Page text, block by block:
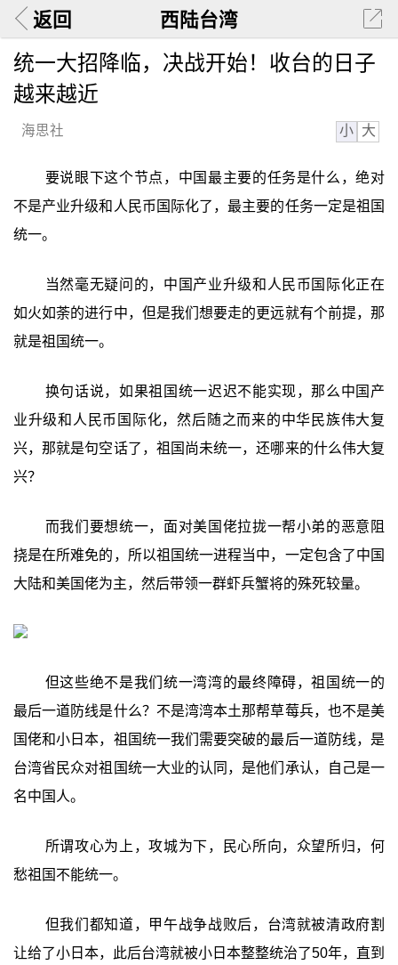
返回 西陆台湾
统一大招降临，决战开始！收台的日子
越来越近
海思社 小 大
要说眼下这个节点，中国最主要的任务是什么，绝对
不是产业升级和人民币国际化了，最主要的任务一定是祖国
统一。
当然毫无疑问的，中国产业升级和人民币国际化正在
如火如荼的进行中，但是我们想要走的更远就有个前提，那
就是祖国统一。
换句话说，如果祖国统一迟迟不能实现，那么中国产
业升级和人民币国际化，然后随之而来的中华民族伟大复
兴，那就是句空话了，祖国尚未统一，还哪来的什么伟大复
兴？
而我们要想统一，面对美国佬拉拢一帮小弟的恶意阻
挠是在所难免的，所以祖国统一进程当中，一定包含了中国
大陆和美国佬为主，然后带领一群虾兵蟹将的殊死较量。
但这些绝不是我们统一湾湾的最终障碍，祖国统一的
最后一道防线是什么？不是湾湾本土那帮草莓兵，也不是美
国佬和小日本，祖国统一我们需要突破的最后一道防线，是
台湾省民众对祖国统一大业的认同，是他们承认，自己是一
名中国人。
所谓攻心为上，攻城为下，民心所向，众望所归，何
愁祖国不能统一。
但我们都知道，甲午战争战败后，台湾就被清政府割
让给了小日本，此后台湾就被小日本整整统治了50年，直到